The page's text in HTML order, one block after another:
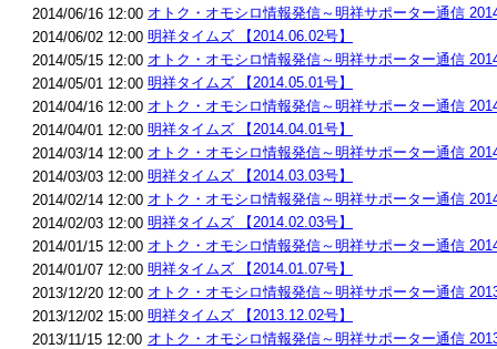
2014/06/16 12:00 オトク・オモシロ情報発信～明祥サポーター通信
2014/06/02 12:00 明祥タイムズ 【2014.06.02号】
2014/05/15 12:00 オトク・オモシロ情報発信～明祥サポーター通信
2014/05/01 12:00 明祥タイムズ 【2014.05.01号】
2014/04/16 12:00 オトク・オモシロ情報発信～明祥サポーター通信
2014/04/01 12:00 明祥タイムズ 【2014.04.01号】
2014/03/14 12:00 オトク・オモシロ情報発信～明祥サポーター通信
2014/03/03 12:00 明祥タイムズ 【2014.03.03号】
2014/02/14 12:00 オトク・オモシロ情報発信～明祥サポーター通信
2014/02/03 12:00 明祥タイムズ 【2014.02.03号】
2014/01/15 12:00 オトク・オモシロ情報発信～明祥サポーター通信
2014/01/07 12:00 明祥タイムズ 【2014.01.07号】
2013/12/20 12:00 オトク・オモシロ情報発信～明祥サポーター通信
2013/12/02 15:00 明祥タイムズ 【2013.12.02号】
2013/11/15 12:00 オトク・オモシロ情報発信～明祥サポーター通信